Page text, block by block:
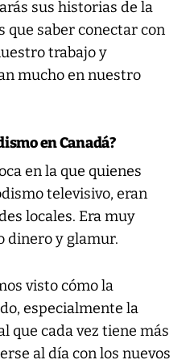
sus historias de la
que saber conectar con
trabajo y
mucho en nuestro
en Canadá?
en la que quienes
televisivo, eran
locales. Era muy
dinero y glamur.
visto cómo la
especialmente la
que cada vez tiene más
al día con los nuevos